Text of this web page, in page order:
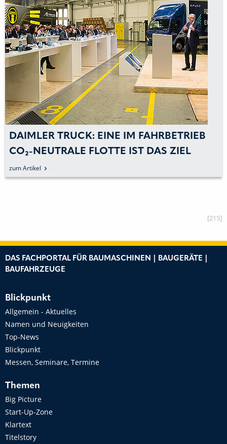
DAIMLER TRUCK: EINE IM FAHRBETRIEB
CO₂-NEUTRALE FLOTTE IST DAS ZIEL
zum Artikel
[215]
DAS FACHPORTAL FÜR BAUMASCHINEN | BAUGERÄTE |
BAUFAHRZEUGE
Blickpunkt
Allgemein - Aktuelles
Namen und Neuigkeiten
Top-News
Blickpunkt
Messen, Seminare, Termine
Themen
Big Picture
Start-Up-Zone
Klartext
Titelstory